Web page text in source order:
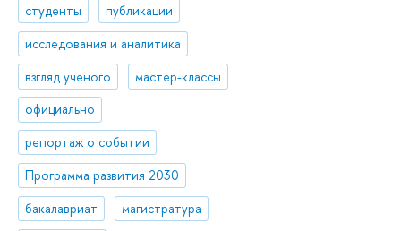
студенты
публикации
исследования и аналитика
взгляд ученого
мастер-классы
официально
репортаж о событии
Программа развития 2030
бакалавриат
магистратура